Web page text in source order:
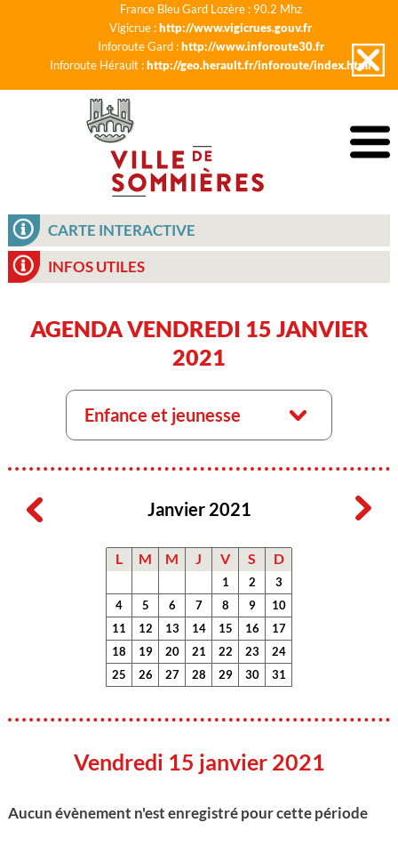
France Bleu Gard Lozère : 90.2 Mhz
Vigicrue :http://www.vigicrues.gouv.fr
Inforoute Gard :http://www.inforoute30.fr
Inforoute Hérault :http://geo.herault.fr/inforoute/index.html
CARTE INTERACTIVE
INFOS UTILES
AGENDA VENDREDI 15 JANVIER
2021
Enfance et jeunesse
Janvier 2021
L M M J V S D
1 2
3
4
5 6 7 8 9
10
11
12 13 14 15 16
17
18
19 20 21 22 23
24
25
26 27 28 29 30 31
Vendredi 15 janvier 2021
Aucun évènement n'est enregistré pour cette période